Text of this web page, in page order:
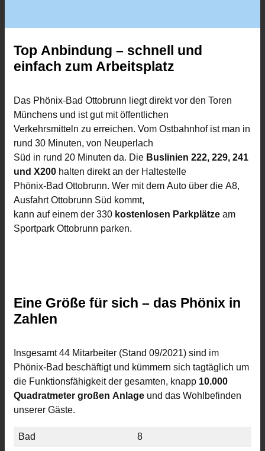
Top Anbindung – schnell und
einfach zum Arbeitsplatz
Das Phönix-Bad Ottobrunn liegt direkt vor den Toren
Münchens und ist gut mit öffentlichen
Verkehrsmitteln zu erreichen. Vom Ostbahnhof ist man in
rund 30 Minuten, von Neuperlach
Süd in rund 20 Minuten da. Die Buslinien 222, 229, 241
und X200 halten direkt an der Haltestelle
Phönix-Bad Ottobrunn. Wer mit dem Auto über die A8,
Ausfahrt Ottobrunn Süd kommt,
kann auf einem der 330 kostenlosen Parkplätze am
Sportpark Ottobrunn parken.
Eine Größe für sich – das Phönix in
Zahlen
Insgesamt 44 Mitarbeiter (Stand 09/2021) sind im
Phönix-Bad beschäftigt und kümmern sich tagtäglich um
die Funktionsfähigkeit der gesamten, knapp 10.000
Quadratmeter großen Anlage und das Wohlbefinden
unserer Gäste.
Bad
8